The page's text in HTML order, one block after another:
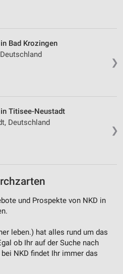
❯
Bad Krozingen
❯
Titisee-Neustadt
Deutschland
und Prospekte von NKD in
leben.) hat alles rund um das
ob Ihr auf der Suche nach
NKD findet Ihr immer das